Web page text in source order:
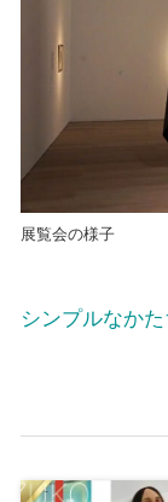
展覧会の様子
シンプルなか